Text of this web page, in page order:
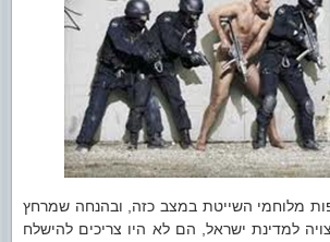
מלוחמי השייטת במצב כזה, ובהנחה שמרחץ
למדינת ישראל, הם לא היו צריכים להישלח